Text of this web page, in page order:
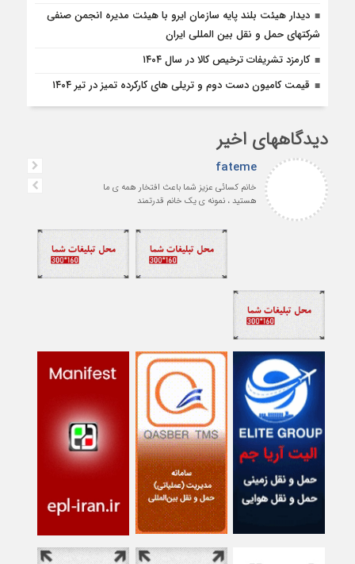
دیدار هیئت بلند پایه سازمان ایرو با هیئت مدیره انجمن صنفی
شرکتهای حمل و نقل بین المللی ایران
کارمزد تشریفات ترخیص کالا در سال ۱۴۰۴
قیمت کامیون دست دوم و تریلی‌ های کارکرده تمیز در تیر ۱۴۰۴
دیدگاههای اخیر
fateme
خانم کسائی عزیز شما باعث افتخار همه ی ما
هستید ، نمونه ی یک خانم قدرتمند